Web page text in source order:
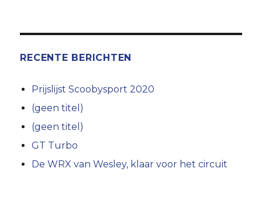
RECENTE BERICHTEN
Prijslijst Scoobysport 2020
(geen titel)
(geen titel)
GT Turbo
De WRX van Wesley, klaar voor het circuit